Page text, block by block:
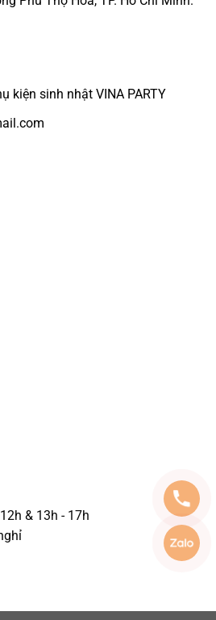
kiện sinh nhật VINA PARTY
& 13h - 17h